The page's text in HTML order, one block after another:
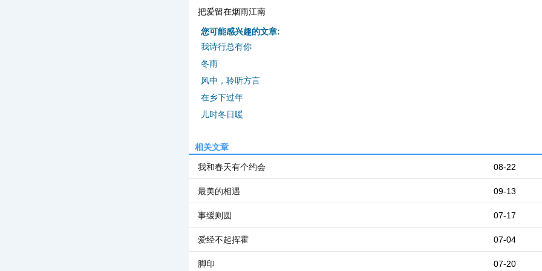
把爱留在烟雨江南
您可能感兴趣的文章:
我诗行总有你
冬雨
风中，聆听方言
在乡下过年
儿时冬日暖
相关文章
08-22
我和春天有个约会
09-13
最美的相遇
07-17
事缓则圆
07-04
爱经不起挥霍
07-20
脚印